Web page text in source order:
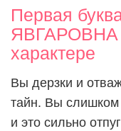
Первая
ЯВГАРОВНА
характере
Вы дерзки и
тайн. Вы слишком
и это сильно